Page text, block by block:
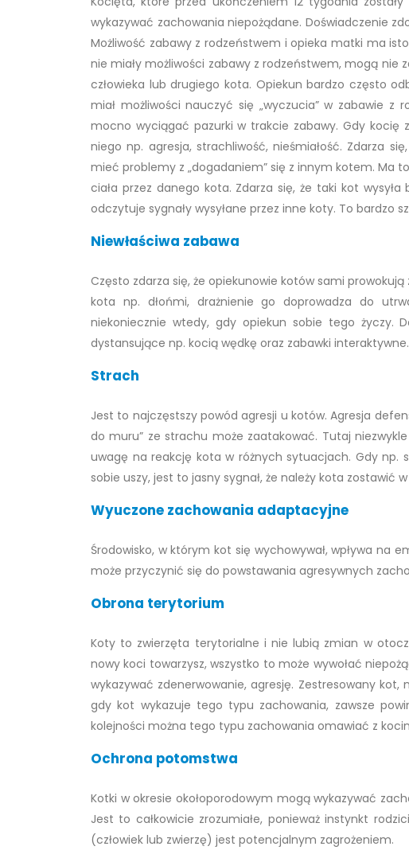
wykazywać zachowania niepożądane. Doświadczenie
Możliwość zabawy z rodzeństwem i opieka matki ma
nie miały możliwości zabawy z rodzeństwem, mogą nie
człowieka lub drugiego kota. Opiekun bardzo często
miał możliwości nauczyć się „wyczucia” w zabawie
mocno wyciągać pazurki w trakcie zabawy. Gdy kocię
niego np. agresja, strachliwość, nieśmiałość. Zdarza
mieć problemy z „dogadaniem” się z innym kotem. Ma
ciała przez danego kota. Zdarza się, że taki kot
odczytuje sygnały wysyłane przez inne koty. To bardzo
Niewłaściwa zabawa
Często zdarza się, że opiekunowie kotów sami
kota np. dłońmi, drażnienie go doprowadza do
niekoniecznie wtedy, gdy opiekun sobie tego życzy.
dystansujące np. kocią wędkę oraz zabawki interaktywne.
Strach
Jest to najczęstszy powód agresji u kotów. Agresja
do muru” ze strachu może zaatakować. Tutaj
uwagę na reakcję kota w różnych sytuacjach. Gdy np.
sobie uszy, jest to jasny sygnał, że należy kota zostawić
Wyuczone zachowania adaptacyjne
Środowisko, w którym kot się wychowywał, wpływa na
może przyczynić się do powstawania agresywnych
Obrona terytorium
Koty to zwierzęta terytorialne i nie lubią zmian w
nowy koci towarzysz, wszystko to może wywołać
wykazywać zdenerwowanie, agresję. Zestresowany
gdy kot wykazuje tego typu zachowania, zawsze
kolejności można tego typu zachowania omawiać z
Ochrona potomstwa
Kotki w okresie okołoporodowym mogą wykazywać
Jest to całkowicie zrozumiałe, ponieważ instynkt
(człowiek lub zwierzę) jest potencjalnym zagrożeniem.